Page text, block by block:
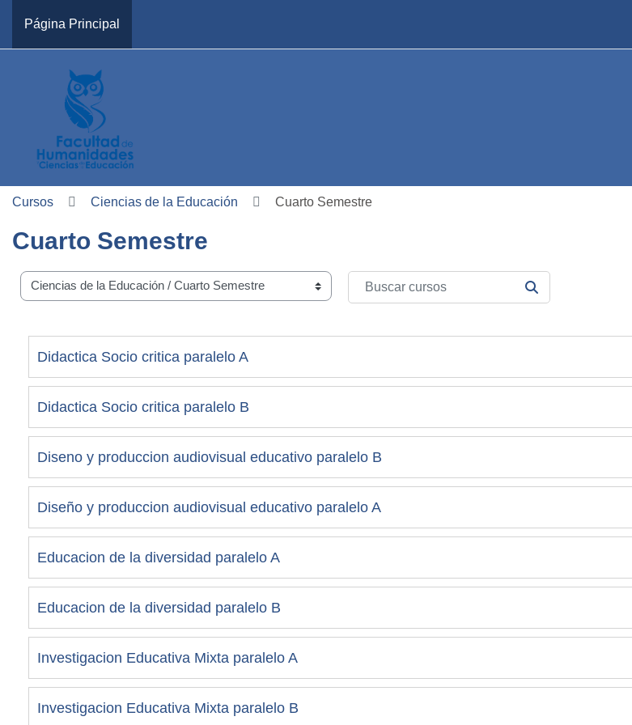
Página Principal
Cursos Ciencias de la Educación Cuarto Semestre
Cuarto Semestre
Buscar cursos
BUSCAR CURSOS
Didactica Socio critica paralelo A
Didactica Socio critica paralelo B
Diseno y produccion audiovisual educativo paralelo B
Diseño y produccion audiovisual educativo paralelo A
Educacion de la diversidad paralelo A
Educacion de la diversidad paralelo B
Investigacion Educativa Mixta paralelo A
Investigacion Educativa Mixta paralelo B